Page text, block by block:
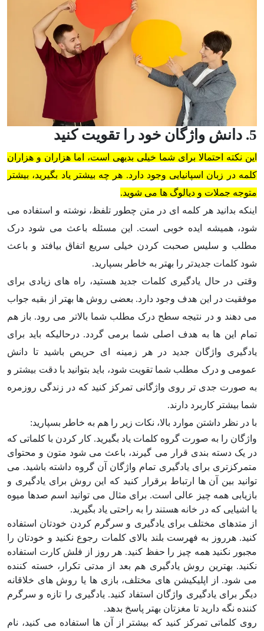
5. دانش واژگان خود را تقویت کنید
این نکته احتمالا برای شما خیلی بدیهی است، اما هزاران و هزاران
کلمه در زبان اسپانیایی وجود دارد. هر چه بیشتر یاد بگیرید، بیشتر
متوجه جملات و دیالوگ ها می شوید.
اینکه بدانید هر کلمه ای در متن چطور تلفظ، نوشته و استفاده می
شود، همیشه ایده خوبی است. این مسئله باعث می شود درک
مطلب و سلیس صحبت کردن خیلی سریع اتفاق بیافتد و باعث
شود کلمات جدیدتر را بهتر به خاطر بسپارید.
وقتی در حال یادگیری کلمات جدید هستید، راه های زیادی برای
موفقیت در این هدف وجود دارد. بعضی روش ها بهتر از بقیه جواب
می دهند و در نتیجه سطح درک مطلب شما بالاتر می رود. باز هم
تمام این ها به هدف اصلی شما برمی گردد. درحالیکه باید برای
یادگیری واژگان جدید در هر زمینه ای حریص باشید تا دانش
عمومی و درک مطلب شما تقویت شود، باید بتوانید با دقت بیشتر و
به صورت جدی تر روی واژگانی تمرکز کنید که در زندگی روزمره
شما بیشتر کاربرد دارند.
با در نظر داشتن موارد بالا، نکات زیر را هم به خاطر بسپارید:
واژگان را به صورت گروه کلمات یاد بگیرید. کار کردن با کلماتی که
در یک دسته بندی قرار می گیرند، باعث می شود متون و محتوای
متمرکزتری برای یادگیری تمام واژگان آن گروه داشته باشید. می
توانید بین آن ها ارتباط برقرار کنید که این روش برای یادگیری و
بازیابی همه چیز عالی است. برای مثال می توانید اسم صدها میوه
یا اشیایی که در خانه هستند را به راحتی یاد بگیرید.
از متدهای مختلف برای یادگیری و سرگرم کردن خودتان استفاده
کنید. هرروز به فهرست بلند بالای کلمات رجوع نکنید و خودتان را
مجبور نکنید همه چیز را حفظ کنید. هر روز از فلش کارت استفاده
نکنید. بهترین روش یادگیری هم بعد از مدتی تکرار، خسته کننده
می شود. از اپلیکیشن های مختلف، بازی ها یا روش های خلاقانه
دیگر برای یادگیری واژگان استفاد کنید. یادگیری را تازه و سرگرم
کننده نگه دارید تا مغزتان بهتر پاسخ بدهد.
روی کلماتی تمرکز کنید که بیشتر از آن ها استفاده می کنید، نام